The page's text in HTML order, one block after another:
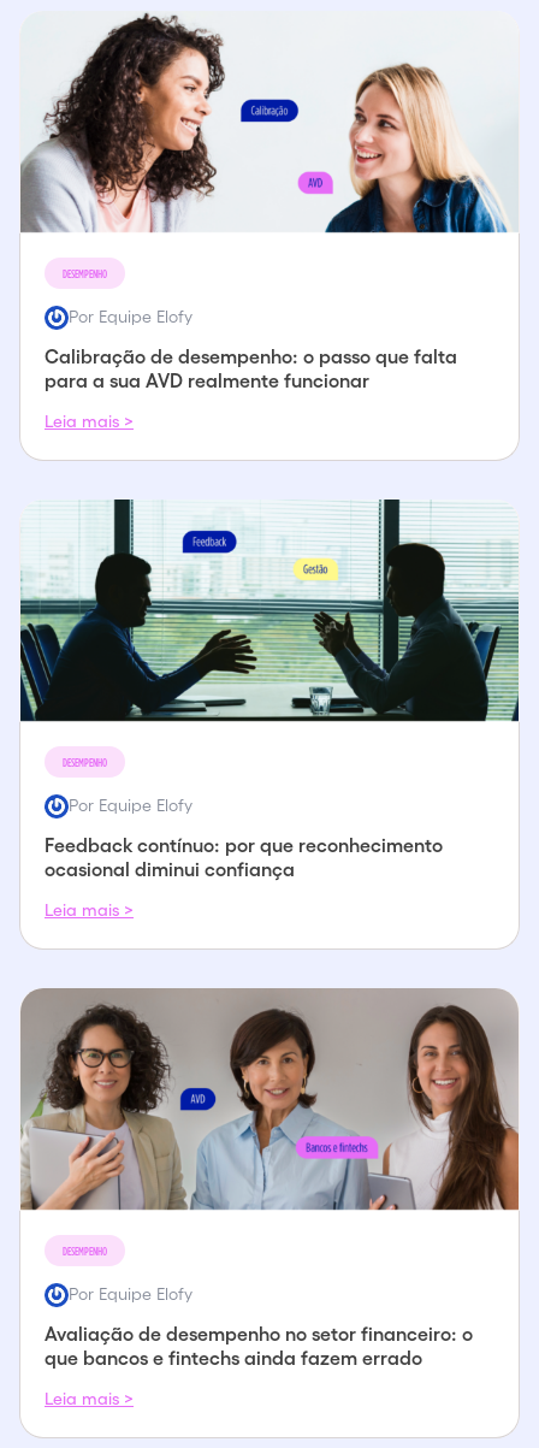
DESEMPENHO
Por Equipe Elofy
Calibração de desempenho: o passo que falta
para a sua AVD realmente funcionar
Leia mais >
DESEMPENHO
Por Equipe Elofy
Feedback contínuo: por que reconhecimento
ocasional diminui confiança
Leia mais >
DESEMPENHO
Por Equipe Elofy
Avaliação de desempenho no setor financeiro: o
que bancos e fintechs ainda fazem errado
Leia mais >